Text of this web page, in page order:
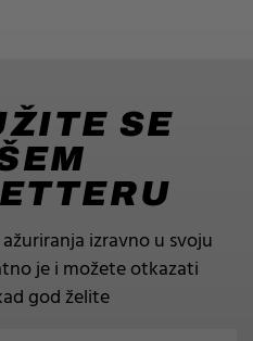
SE
izravno u svoju
je i možete otkazati
god želite